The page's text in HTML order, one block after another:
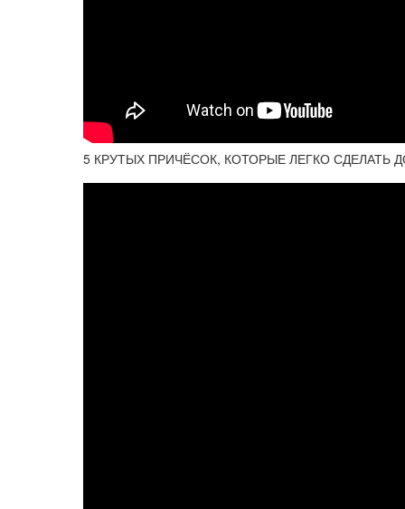
5 КРУТЫХ ПРИЧЁСОК, КОТОРЫЕ ЛЕГКО СДЕЛАТЬ